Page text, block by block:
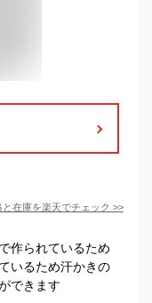
と在庫を楽天でチェック >>
作られているため
いるため汗かきの
できます